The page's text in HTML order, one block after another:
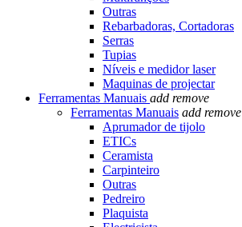
Outras
Rebarbadoras, Cortadoras
Serras
Tupias
Níveis e medidor laser
Maquinas de projectar
Ferramentas Manuais add remove
Ferramentas Manuais add remove
Aprumador de tijolo
ETICs
Ceramista
Carpinteiro
Outras
Pedreiro
Plaquista